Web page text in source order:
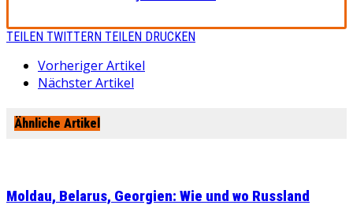
TEILEN TWITTERN TEILEN DRUCKEN
Vorheriger Artikel
Nächster Artikel
Ähnliche Artikel
Moldau, Belarus, Georgien: Wie und wo Russland